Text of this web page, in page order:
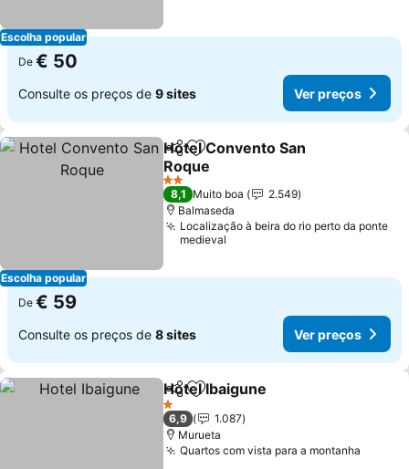
Escolha popular
De € 50
Consulte os preços de 9 sites Ver preços
Escolha popular
PartilharAdicionar aos favoritos
Hotel Convento San
Roque
2 Estrelas
8,1 Muito boa
2.549
Balmaseda
Localização à beira do rio perto da ponte
medieval
De € 59
Consulte os preços de 8 sites Ver preços
PartilharAdicionar aos favoritos
Hotel Ibaigune
1 Estrelas
6,9
1.087
Murueta
Quartos com vista para a montanha